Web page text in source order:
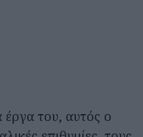
του, αυτός ο